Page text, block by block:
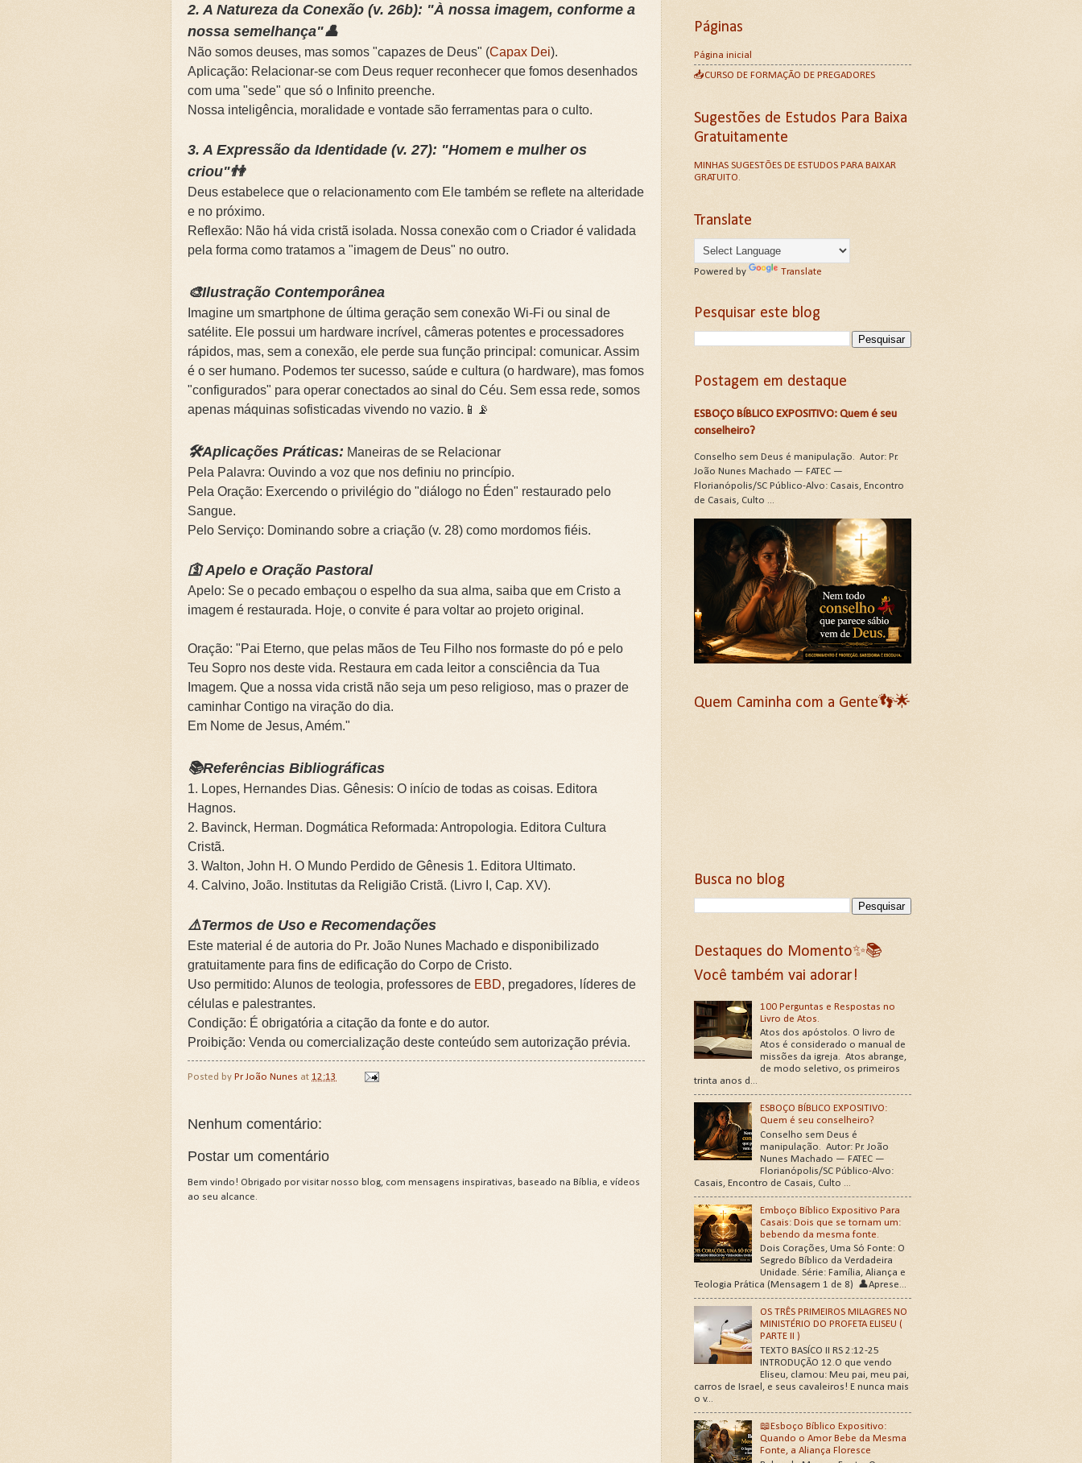
2. A Natureza da Conexão (v. 26b): "À nossa imagem, conforme a
nossa semelhança"👤
Não somos deuses, mas somos "capazes de Deus" (Capax Dei).
Aplicação: Relacionar-se com Deus requer reconhecer que fomos desenhados
com uma "sede" que só o Infinito preenche.
Nossa inteligência, moralidade e vontade são ferramentas para o culto.
3. A Expressão da Identidade (v. 27): "Homem e mulher os
criou"👫
Deus estabelece que o relacionamento com Ele também se reflete na alteridade
e no próximo.
Reflexão: Não há vida cristã isolada. Nossa conexão com o Criador é validada
pela forma como tratamos a "imagem de Deus" no outro.
🎨Ilustração Contemporânea
Imagine um smartphone de última geração sem conexão Wi-Fi ou sinal de
satélite. Ele possui um hardware incrível, câmeras potentes e processadores
rápidos, mas, sem a conexão, ele perde sua função principal: comunicar. Assim
é o ser humano. Podemos ter sucesso, saúde e cultura (o hardware), mas fomos
"configurados" para operar conectados ao sinal do Céu. Sem essa rede, somos
apenas máquinas sofisticadas vivendo no vazio.📱📡
🛠️Aplicações Práticas: Maneiras de se Relacionar
Pela Palavra: Ouvindo a voz que nos definiu no princípio.
Pela Oração: Exercendo o privilégio do "diálogo no Éden" restaurado pelo
Sangue.
Pelo Serviço: Dominando sobre a criação (v. 28) como mordomos fiéis.
🛐 Apelo e Oração Pastoral
Apelo: Se o pecado embaçou o espelho da sua alma, saiba que em Cristo a
imagem é restaurada. Hoje, o convite é para voltar ao projeto original.
Oração: "Pai Eterno, que pelas mãos de Teu Filho nos formaste do pó e pelo
Teu Sopro nos deste vida. Restaura em cada leitor a consciência da Tua
Imagem. Que a nossa vida cristã não seja um peso religioso, mas o prazer de
caminhar Contigo na viração do dia.
Em Nome de Jesus, Amém."
📚Referências Bibliográficas
1. Lopes, Hernandes Dias. Gênesis: O início de todas as coisas. Editora
Hagnos.
2. Bavinck, Herman. Dogmática Reformada: Antropologia. Editora Cultura
Cristã.
3. Walton, John H. O Mundo Perdido de Gênesis 1. Editora Ultimato.
4. Calvino, João. Institutas da Religião Cristã. (Livro I, Cap. XV).
⚠️Termos de Uso e Recomendações
Este material é de autoria do Pr. João Nunes Machado e disponibilizado
gratuitamente para fins de edificação do Corpo de Cristo.
Uso permitido: Alunos de teologia, professores de EBD, pregadores, líderes de
células e palestrantes.
Condição: É obrigatória a citação da fonte e do autor.
Proibição: Venda ou comercialização deste conteúdo sem autorização prévia.
Posted by Pr João Nunes at 12:13
Nenhum comentário:
Postar um comentário
Bem vindo! Obrigado por visitar nosso blog, com mensagens inspirativas, baseado na Bíblia, e vídeos
ao seu alcance.
Páginas
Página inicial
📥CURSO DE FORMAÇÃO DE PREGADORES
Sugestões de Estudos Para Baixa
Gratuitamente
MINHAS SUGESTÕES DE ESTUDOS PARA BAIXAR
GRATUITO.
Translate
Powered by Translate
Pesquisar este blog
Postagem em destaque
ESBOÇO BÍBLICO EXPOSITIVO: Quem é seu
conselheiro?
Conselho sem Deus é manipulação. Autor: Pr.
João Nunes Machado — FATEC —
Florianópolis/SC Público-Alvo: Casais, Encontro
de Casais, Culto ...
Quem Caminha com a Gente👣🌟
Busca no blog
Destaques do Momento✨📚
Você também vai adorar!
100 Perguntas e Respostas no
Livro de Atos.
Atos dos apóstolos. O livro de
Atos é considerado o manual de
missões da igreja. Atos abrange,
de modo seletivo, os primeiros
trinta anos d...
ESBOÇO BÍBLICO EXPOSITIVO:
Quem é seu conselheiro?
Conselho sem Deus é
manipulação. Autor: Pr. João
Nunes Machado — FATEC —
Florianópolis/SC Público-Alvo:
Casais, Encontro de Casais, Culto ...
Emboço Bíblico Expositivo Para
Casais: Dois que se tornam um:
bebendo da mesma fonte.
Dois Corações, Uma Só Fonte: O
Segredo Bíblico da Verdadeira
Unidade. Série: Família, Aliança e
Teologia Prática (Mensagem 1 de 8) 👤Aprese...
OS TRÊS PRIMEIROS MILAGRES NO
MINISTÉRIO DO PROFETA ELISEU (
PARTE II )
TEXTO BASÍCO II RS 2:12-25
INTRODUÇÃO 12.O que vendo
Eliseu, clamou: Meu pai, meu pai,
carros de Israel, e seus cavaleiros! E nunca mais
o v...
📖Esboço Bíblico Expositivo:
Quando o Amor Bebe da Mesma
Fonte, a Aliança Floresce